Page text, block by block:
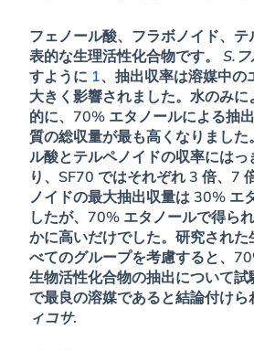
フェノール酸、フラボノイド、
表的な生理活性化合物です。S.
すように 1、抽出収率は溶媒中の
大きく影響されました。水のみに
的に、70% エタノールによる抽
質の総収量が最も高くなりまし
ル酸とテルペノイドの収率には
り、SF70 ではそれぞれ 3 倍、7
ノイドの最大抽出収量は 30% エ
したが、70% エタノールで得ら
かに高いだけでした。研究され
べてのグループを考慮すると、
生物活性化合物の抽出について試
で最良の溶媒であると結論付け
ィコサ.